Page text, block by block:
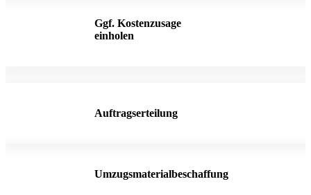
Ggf. Kostenzusage
einholen
Auftragserteilung
Umzugsmaterialbeschaffung